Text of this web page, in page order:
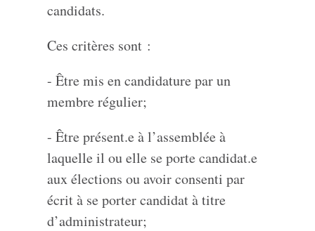
candidats.
Ces critères sont :
- Être mis en candidature par un
membre régulier;
- Être présent.e à l’assemblée à
laquelle il ou elle se porte candidat.e
aux élections ou avoir consenti par
écrit à se porter candidat à titre
d’administrateur;